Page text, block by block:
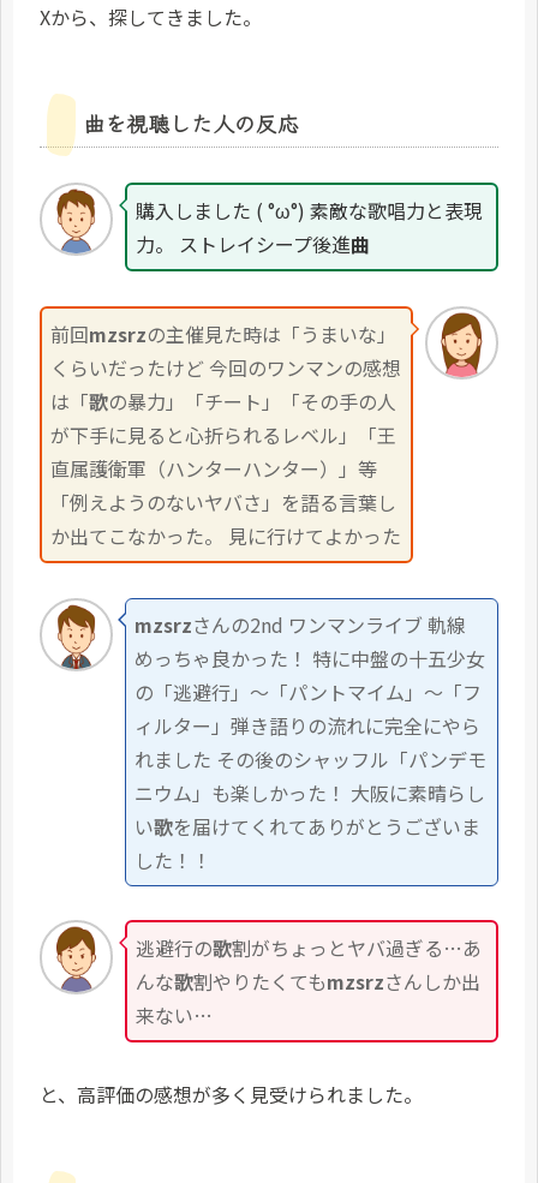
Xから、探してきました。
曲を視聴した人の反応
購入しました ( °ω°) 素敵な歌唱力と表現
力。 ストレイシープ後進曲
前回mzsrzの主催見た時は「うまいな」
くらいだったけど 今回のワンマンの感想
は「歌の暴力」「チート」「その手の人
が下手に見ると心折られるレベル」「王
直属護衛軍（ハンターハンター）」等
「例えようのないヤバさ」を語る言葉し
か出てこなかった。 見に行けてよかった
mzsrzさんの2nd ワンマンライブ 軌線
めっちゃ良かった！ 特に中盤の十五少女
の「逃避行」〜「パントマイム」〜「フ
ィルター」弾き語りの流れに完全にやら
れました その後のシャッフル「パンデモ
ニウム」も楽しかった！ 大阪に素晴らし
い歌を届けてくれてありがとうございま
した！！
逃避行の歌割がちょっとヤバ過ぎる…あ
んな歌割やりたくてもmzsrzさんしか出
来ない…
と、高評価の感想が多く見受けられました。